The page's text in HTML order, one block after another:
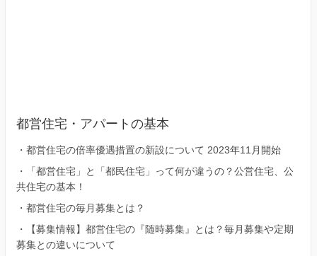
都営住宅・アパートの基本
・ 都営住宅の倍率優遇措置の新設について 2023年11月開始
・
「都営住宅」と「都民住宅」って何が違うの？公営住宅、公
共住宅の基本！
・ 都営住宅の毎月募集とは？
・
【募集情報】都営住宅の『随時募集』とは？毎月募集や定期
募集との違いについて